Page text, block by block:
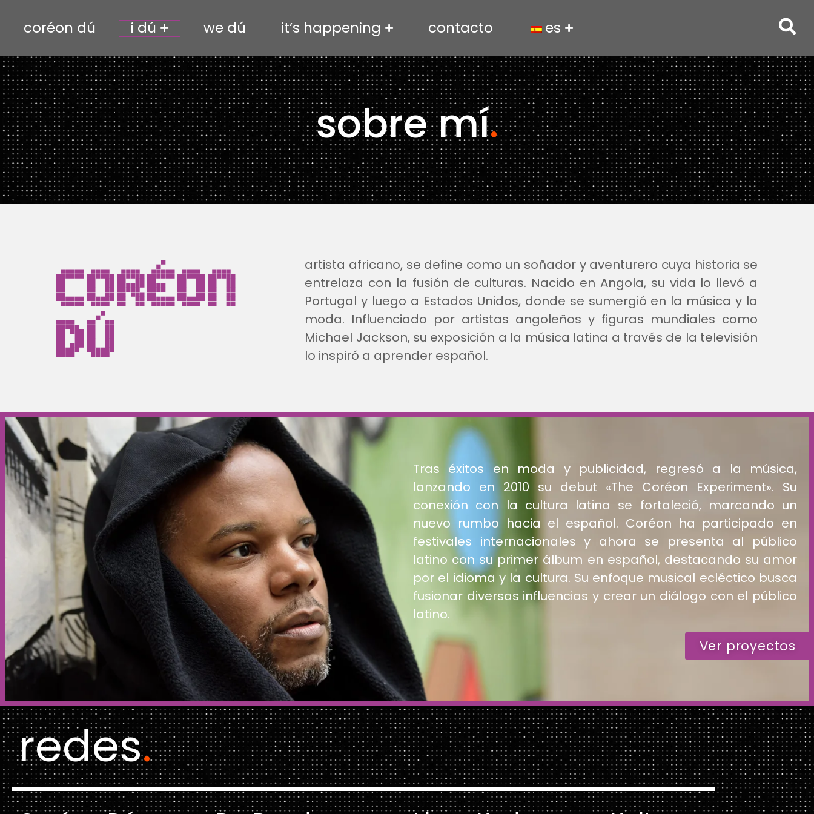
coréon dú i dú we dú it’s happening contacto es
Sobre mí
sobre mí.
Coréon
Dú
artista africano, se define como un soñador y aventurero cuya historia se
entrelaza con la fusión de culturas. Nacido en Angola, su vida lo llevó a
Portugal y luego a Estados Unidos, donde se sumergió en la música y la
moda. Influenciado por artistas angoleños y figuras mundiales como
Michael Jackson, su exposición a la música latina a través de la televisión
lo inspiró a aprender español.
Ver proyectos
Tras éxitos en moda y publicidad, regresó a la música,
lanzando en 2010 su debut «The Coréon Experiment». Su
conexión con la cultura latina se fortaleció, marcando un
nuevo rumbo hacia el español. Coréon ha participado en
festivales internacionales y ahora se presenta al público
latino con su primer álbum en español, destacando su amor
por el idioma y la cultura. Su enfoque musical ecléctico busca
fusionar diversas influencias y crear un diálogo con el público
latino.
redes.